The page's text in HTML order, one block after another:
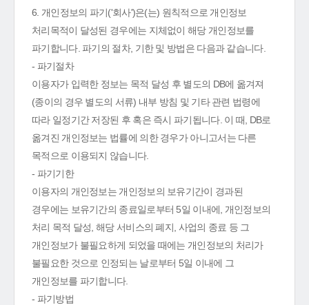
6. 개인정보의 파기('회사')은(는) 원칙적으로 개인정보
처리목적이 달성된 경우에는 지체없이 해당 개인정보를
파기합니다. 파기의 절차, 기한 및 방법은 다음과 같습니다.
- 파기절차
이용자가 입력한 정보는 목적 달성 후 별도의 DB에 옮겨져
(종이의 경우 별도의 서류) 내부 방침 및 기타 관련 법령에
따라 일정기간 저장된 후 혹은 즉시 파기됩니다. 이 때, DB로
옮겨진 개인정보는 법률에 의한 경우가 아니고서는 다른
목적으로 이용되지 않습니다.
- 파기기한
이용자의 개인정보는 개인정보의 보유기간이 경과된
경우에는 보유기간의 종료일로부터 5일 이내에, 개인정보의
처리 목적 달성, 해당 서비스의 폐지, 사업의 종료 등 그
개인정보가 불필요하게 되었을 때에는 개인정보의 처리가
불필요한 것으로 인정되는 날로부터 5일 이내에 그
개인정보를 파기합니다.
- 파기방법